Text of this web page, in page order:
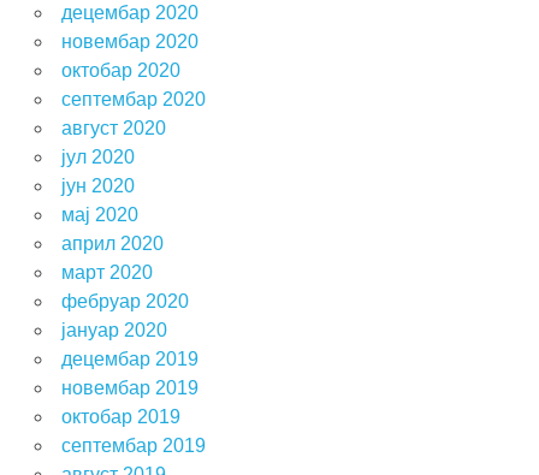
децембар 2020
новембар 2020
октобар 2020
септембар 2020
август 2020
јул 2020
јун 2020
мај 2020
април 2020
март 2020
фебруар 2020
јануар 2020
децембар 2019
новембар 2019
октобар 2019
септембар 2019